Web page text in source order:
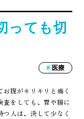
っても切
医療
腹がキリキリと痛く
査をしても、胃や腸に
人は、決して少なく